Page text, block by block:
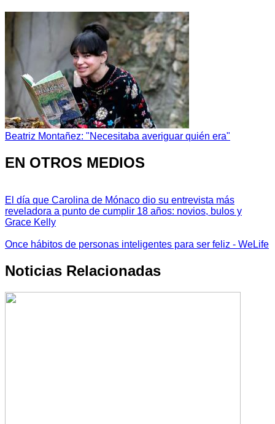
Beatriz Montañez: "Necesitaba averiguar quién era"
EN OTROS MEDIOS
El día que Carolina de Mónaco dio su entrevista más
reveladora a punto de cumplir 18 años: novios, bulos y
Grace Kelly
Once hábitos de personas inteligentes para ser feliz - WeLife
Noticias Relacionadas